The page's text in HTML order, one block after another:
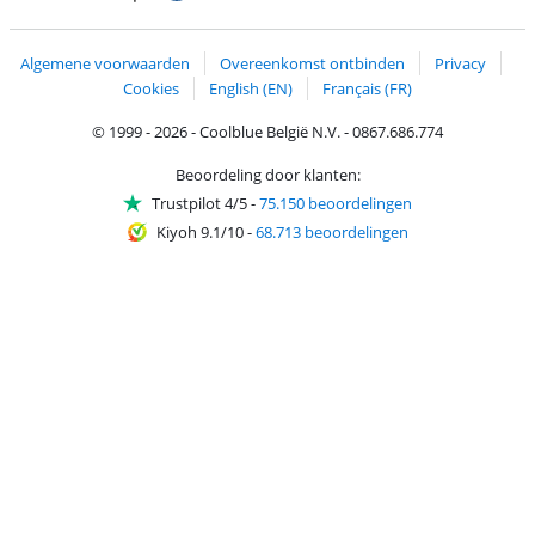
Algemene voorwaarden Overeenkomst ontbinden
Privacy
Cookies
English (EN)
Français (FR)
© 1999 - 2026 - Coolblue België N.V. - 0867.686.774
Beoordeling door klanten:
Trustpilot 4/5-75.150 beoordelingen
Kiyoh 9.1/10-68.713 beoordelingen